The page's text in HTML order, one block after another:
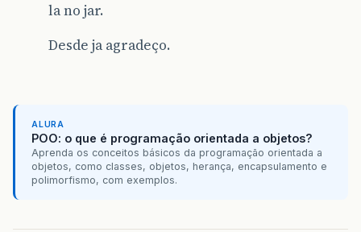
la no jar.
Desde ja agradeço.
ALURA
POO: o que é programação orientada a objetos?
Aprenda os conceitos básicos da programação orientada a
objetos, como classes, objetos, herança, encapsulamento e
polimorfismo, com exemplos.